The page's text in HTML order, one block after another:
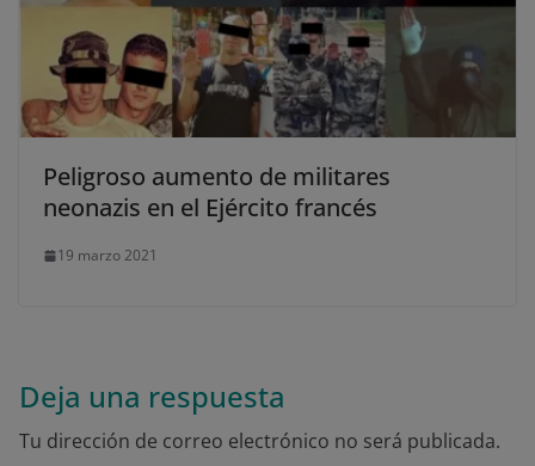
Peligroso aumento de militares
neonazis en el Ejército francés
19 marzo 2021
Deja una respuesta
Tu dirección de correo electrónico no será publicada.